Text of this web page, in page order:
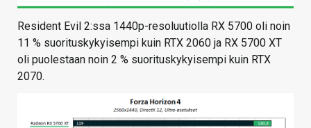
Resident Evil 2:ssa 1440p-resoluutiolla RX 5700 oli noin
11 % suorituskykyisempi kuin RTX 2060 ja RX 5700 XT
oli puolestaan noin 2 % suorituskykyisempi kuin RTX
2070.